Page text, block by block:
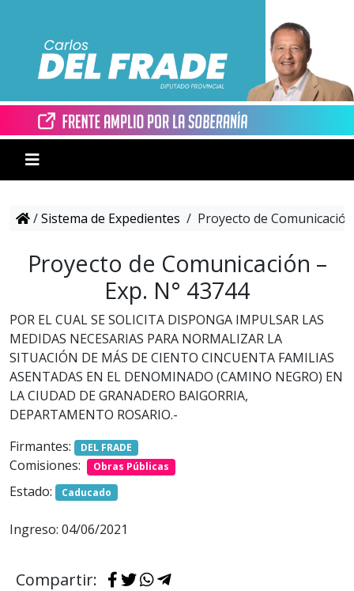
/Sistema de Expedientes / Proyecto de
Proyecto de Comunicación –
Exp. N° 43744
POR EL CUAL SE SOLICITA DISPONGA IMPULSAR LAS
MEDIDAS NECESARIAS PARA NORMALIZAR LA
SITUACIÓN DE MÁS DE CIENTO CINCUENTA FAMILIAS
ASENTADAS EN EL DENOMINADO (CAMINO NEGRO) EN
LA CIUDAD DE GRANADERO BAIGORRIA,
DEPARTAMENTO ROSARIO.-
Firmantes:
DEL FRADE
Comisiones: Obras Públicas
Estado: Caducado
Ingreso: 04/06/2021
Compartir: